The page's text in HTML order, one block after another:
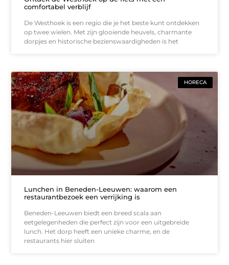
comfortabel verblijf
De Westhoek is een regio die je het beste kunt ontdekken
op twee wielen. Met zijn glooiende heuvels, charmante
dorpjes en historische bezienswaardigheden is het
HORECA
Lunchen in Beneden-Leeuwen: waarom een
restaurantbezoek een verrijking is
Beneden-Leeuwen biedt een breed scala aan
eetgelegenheden die perfect zijn voor een uitgebreide
lunch. Het dorp heeft een unieke charme, en de
restaurants hier sluiten